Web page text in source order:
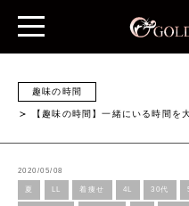
趣味の時間
【趣味の時間】一緒にいる時間
2020/05/08
夏 LL 着痩せ 4L 30代